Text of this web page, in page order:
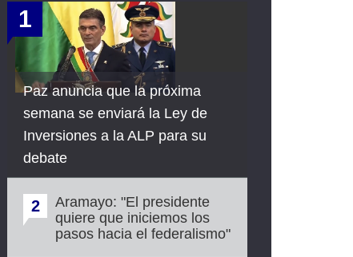
1
Paz anuncia que la próxima
semana se enviará la Ley de
Inversiones a la ALP para su
debate
2
Aramayo: "El presidente
quiere que iniciemos los
pasos hacia el federalismo"